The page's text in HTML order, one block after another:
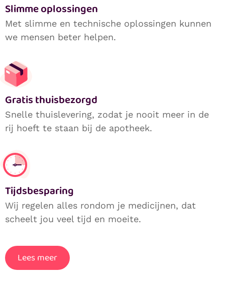
Slimme oplossingen
Met slimme en technische oplossingen kunnen
we mensen beter helpen.
Gratis thuisbezorgd
Snelle thuislevering, zodat je nooit meer in de
rij hoeft te staan bij de apotheek.
Tijdsbesparing
Wij regelen alles rondom je medicijnen, dat
scheelt jou veel tijd en moeite.
Lees meer